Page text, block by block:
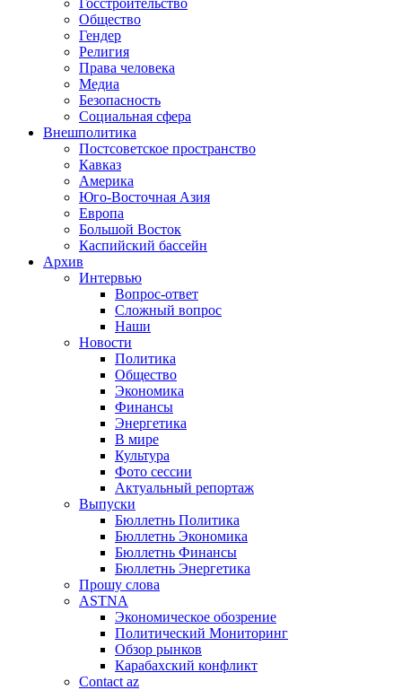
Госстроительство
Общество
Гендер
Религия
Права человека
Медиа
Безопасность
Социальная сфера
Внешполитика
Постсоветское пространство
Кавказ
Америка
Юго-Восточная Азия
Европа
Большой Восток
Каспийский бассейн
Архив
Интервью
Вопрос-ответ
Сложный вопрос
Наши
Новости
Политика
Общество
Экономика
Финансы
Энергетика
В мире
Культура
Фото сессии
Актуальный репортаж
Выпуски
Бюллетнь Политика
Бюллетнь Экономика
Бюллетнь Финансы
Бюллетнь Энергетика
Прошу слова
ASTNA
Экономическое обозрение
Политический Мониторинг
Обзор рынков
Карабахский конфликт
Contact az